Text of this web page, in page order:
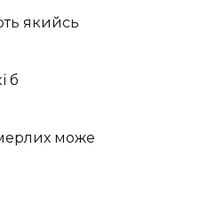
якийсь
б
може